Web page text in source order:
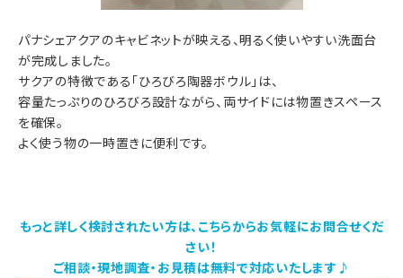
パナシェアクアのキャビネットが映える、明るく使いやすい洗面台
が完成しました。
サクアの特徴である「ひろびろ陶器ボウル」は、
容量たっぷりのひろびろ設計ながら、両サイドには物置きスペース
を確保。
よく使う物の一時置きに便利です。
もっと詳しく検討されたい方は、こちらからお気軽にお問合せくだ
さい！
ご相談・現地調査・お見積は無料で対応いたします♪